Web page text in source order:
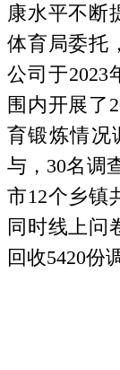
康水平不断
体育局委托
公司于2023
围内开展了
育锻炼情况
与，30名调
市12个乡镇
同时线上问
回收5420份